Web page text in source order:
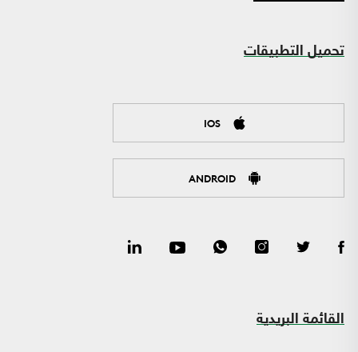
تحميل التطبيقات
IOS
ANDROID
القائمة البريدية